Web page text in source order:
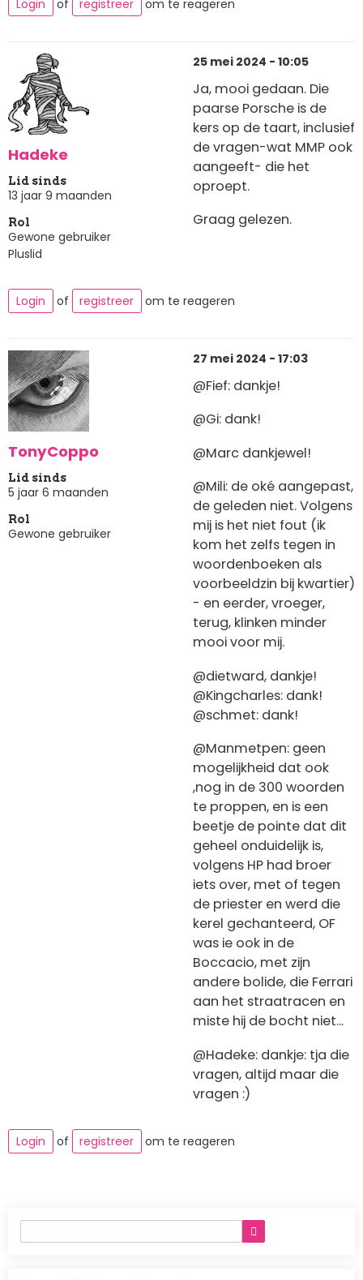
Login of registreer om te reageren
Hadeke
Lid sinds
13 jaar 9 maanden
Rol
Gewone gebruiker
Pluslid
25 mei 2024 - 10:05
Ja, mooi gedaan. Die
paarse Porsche is de
kers op de taart, inclusief
de vragen-wat MMP ook
aangeeft- die het
oproept.
Graag gelezen.
Login of registreer om te reageren
TonyCoppo
Lid sinds
5 jaar 6 maanden
Rol
Gewone gebruiker
27 mei 2024 - 17:03
@Fief: dankje!
@Gi: dank!
@Marc dankjewel!
@Mili: de oké aangepast,
de geleden niet. Volgens
mij is het niet fout (ik
kom het zelfs tegen in
woordenboeken als
voorbeeldzin bij kwartier)
- en eerder, vroeger,
terug, klinken minder
mooi voor mij.
@dietward, dankje!
@Kingcharles: dank!
@schmet: dank!
@Manmetpen: geen
mogelijkheid dat ook
,nog in de 300 woorden
te proppen, en is een
beetje de pointe dat dit
geheel onduidelijk is,
volgens HP had broer
iets over, met of tegen
de priester en werd die
kerel gechanteerd, OF
was ie ook in de
Boccacio, met zijn
andere bolide, die Ferrari
aan het straatracen en
miste hij de bocht niet...
@Hadeke: dankje: tja die
vragen, altijd maar die
vragen :)
Login of registreer om te reageren